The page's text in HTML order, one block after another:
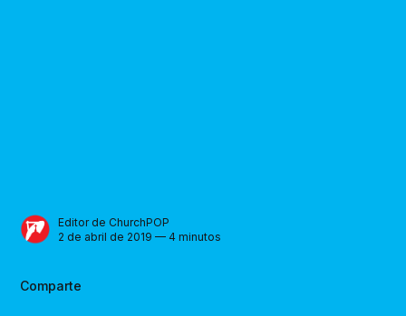
Editor de ChurchPOP
2 de abril de 2019 — 4 minutos
Comparte